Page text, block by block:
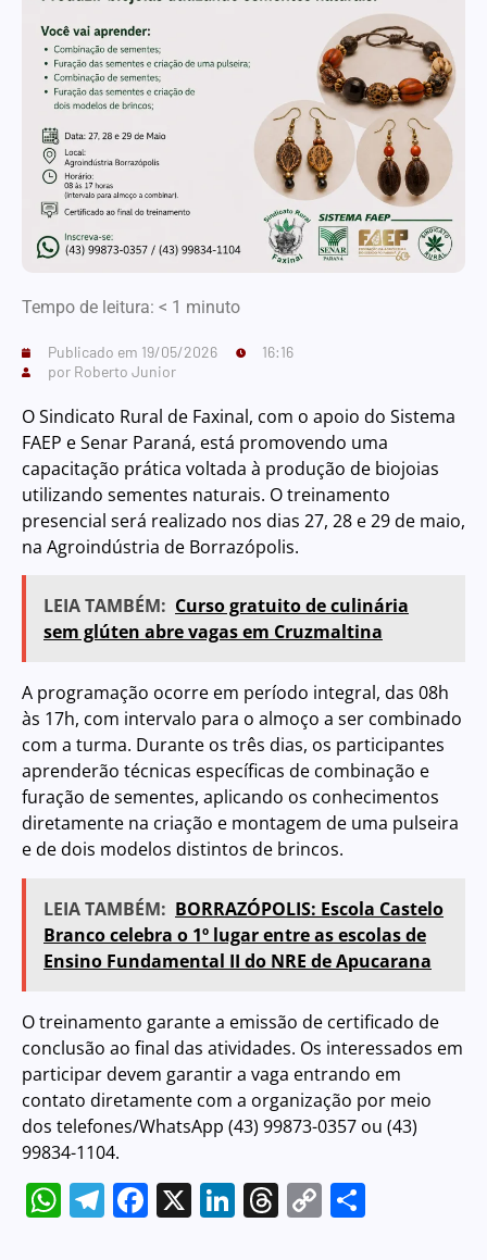
Tempo de leitura: < 1 minuto
Publicado em 19/05/2026
16:16
por Roberto Junior
O Sindicato Rural de Faxinal, com o apoio do Sistema
FAEP e Senar Paraná, está promovendo uma
capacitação prática voltada à produção de biojoias
utilizando sementes naturais. O treinamento
presencial será realizado nos dias 27, 28 e 29 de maio,
na Agroindústria de Borrazópolis.
LEIA TAMBÉM: Curso gratuito de culinária
sem glúten abre vagas em Cruzmaltina
A programação ocorre em período integral, das 08h
às 17h, com intervalo para o almoço a ser combinado
com a turma. Durante os três dias, os participantes
aprenderão técnicas específicas de combinação e
furação de sementes, aplicando os conhecimentos
diretamente na criação e montagem de uma pulseira
e de dois modelos distintos de brincos.
LEIA TAMBÉM: BORRAZÓPOLIS: Escola Castelo
Branco celebra o 1º lugar entre as escolas de
Ensino Fundamental II do NRE de Apucarana
O treinamento garante a emissão de certificado de
conclusão ao final das atividades. Os interessados em
participar devem garantir a vaga entrando em
contato diretamente com a organização por meio
dos telefones/WhatsApp (43) 99873-0357 ou (43)
99834-1104.
WhatsApp
Telegram
Facebook
X LinkedIn
Threads
Copy